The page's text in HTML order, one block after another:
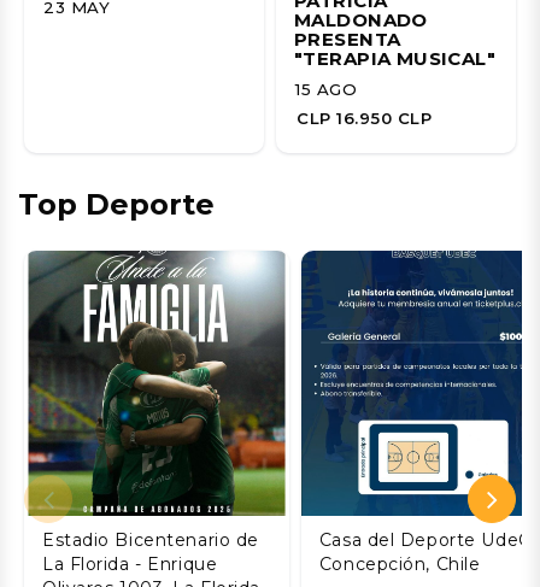
23 MAY
MALDONADO
PRESENTA
"TERAPIA MUSICAL"
15 AGO
CLP 16.950 CLP
Top Deporte
Estadio Bicentenario de
La Florida - Enrique
Casa del Deporte UdeC,
Concepción, Chile